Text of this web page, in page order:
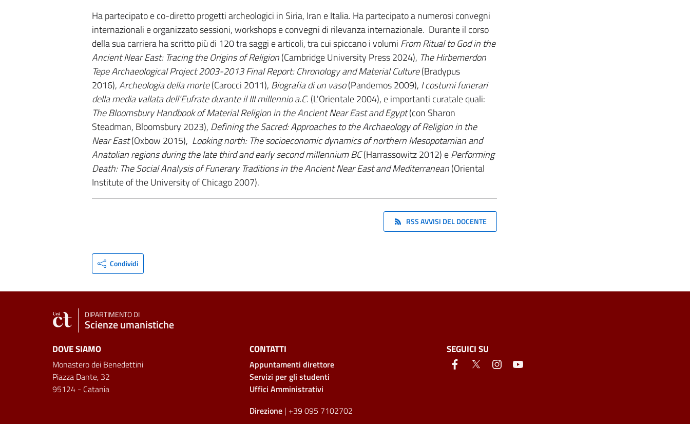
Ha partecipato e co-diretto progetti archeologici in Siria, Iran e Italia. Ha partecipato a numerosi convegni
internazionali e organizzato sessioni, workshops e convegni di rilevanza internazionale. Durante il corso
della sua carriera ha scritto più di 120 tra saggi e articoli, tra cui spiccano i volumi From Ritual to God in the
Ancient Near East: Tracing the Origins of Religion(Cambridge University Press 2024), The Hirbemerdon
Tepe Archaeological Project 2003-2013 Final Report: Chronology and Material Culture(Bradypus
2016),Archeologia della morte(Carocci 2011), Biografia di un vaso(Pandemos 2009), I costumi funerari
della media vallata dell'Eufrate durante il III millennio a.C. (L'Orientale 2004), e importanti curatale quali:
The Bloomsbury Handbook of Material Religion in the Ancient Near East and Egypt(con Sharon
Steadman, Bloomsbury 2023), Defining the Sacred: Approaches to the Archaeology of Religion in the
Near East(Oxbow 2015), Looking north: The socioeconomic dynamics of northern Mesopotamian and
Anatolian regions during the late third and early second millennium BC(Harrassowitz 2012) ePerforming
Death: The Social Analysis of Funerary Traditions in the Ancient Near East and Mediterranean(Oriental
Institute of the University of Chicago 2007).
RSS AVVISI DEL DOCENTE
Condividi
DIPARTIMENTO DI
Scienze umanistiche
DOVE SIAMO
Monastero dei Benedettini
Piazza Dante, 32
95124 - Catania
CONTATTI
Appuntamenti direttore
Servizi per gli studenti
Uffici Amministrativi
Direzione| +39 095 7102702
SEGUICI SU